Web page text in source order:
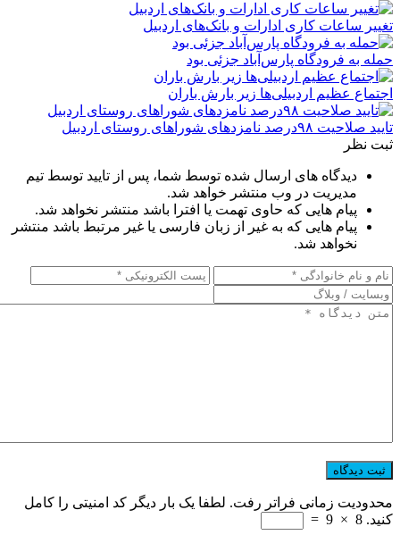
تغییر ساعات کاری ادارات و بانک‌های اردبیل
حمله به فرودگاه پارس‌‌آباد جزئی بود
اجتماع عظیم اردبیلی‌ها زیر بارش باران
تایید صلاحیت ۹۸درصد نامزدهای شوراهای روستای اردبیل
ثبت نظر
دیدگاه های ارسال شده توسط شما، پس از تایید توسط تیم
مدیریت در وب منتشر خواهد شد.
پیام هایی که حاوی تهمت یا افترا باشد منتشر نخواهد شد.
پیام هایی که به غیر از زبان فارسی یا غیر مرتبط باشد منتشر
نخواهد شد.
محدودیت زمانی فراتر رفت. لطفا یک بار دیگر کد امنیتی را کامل
کنید. 8
×
9
=